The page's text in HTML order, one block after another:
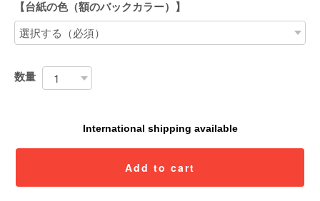
【台紙の色（額のバックカラー）】
数量
International shipping available
Add to cart